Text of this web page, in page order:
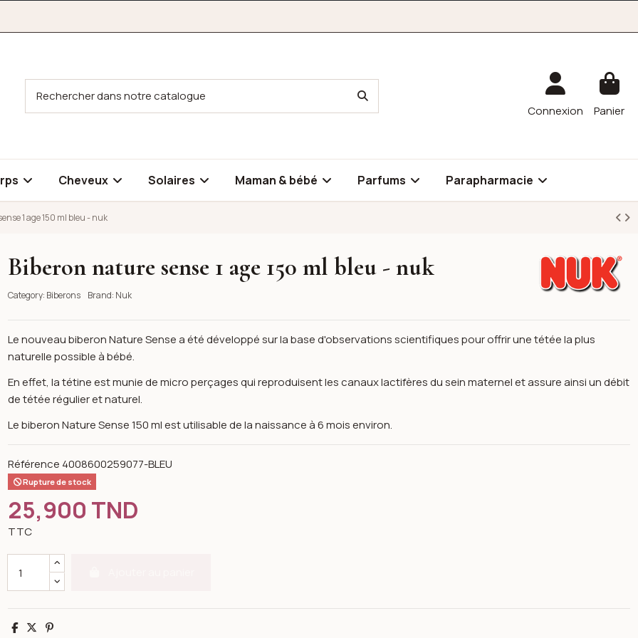
Connexion Panier
Cheveux Solaires Maman & bébé Parfums Parapharmacie
1 age 150 ml bleu - nuk
bleu - nuk Nuk
Biberon nature sense 1 age 150 ml bleu - nuk
Category: Biberons Brand: Nuk
Le nouveau biberon Nature Sense a été développé sur la base d'observations scientifiques pour offrir une tétée la plus
naturelle possible à bébé.
En effet, la tétine est munie de micro perçages qui reproduisent les canaux lactifères du sein maternel et assure ainsi un débit
de tétée régulier et naturel.
Le biberon Nature Sense 150 ml est utilisable de la naissance à 6 mois environ.
Référence 4008600259077-BLEU
Rupture de stock
25,900 TND
TTC
Partager
TweetPinterest